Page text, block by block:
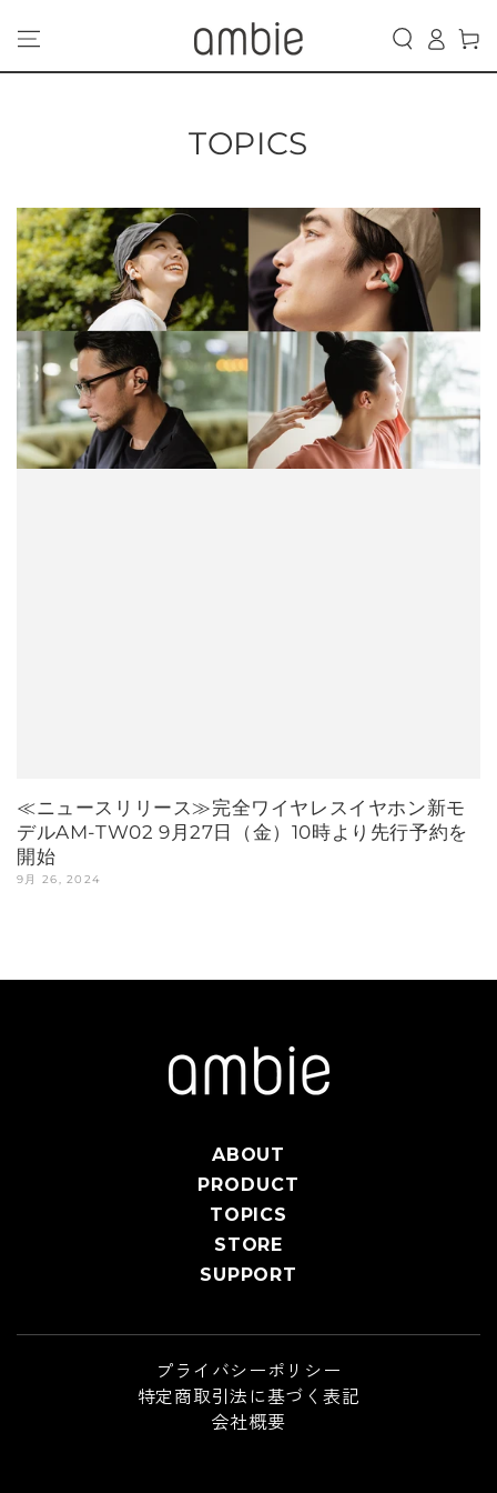
プする
イ
ー
ト
TOPICS
≪ニュースリリース≫完全ワイヤレスイヤホン新モ
デルAM-TW02 9月27日（金）10時より先行予約を
開始
9月 26, 2024
ABOUT
PRODUCT
TOPICS
STORE
SUPPORT
プライバシーポリシー
特定商取引法に基づく表記
会社概要